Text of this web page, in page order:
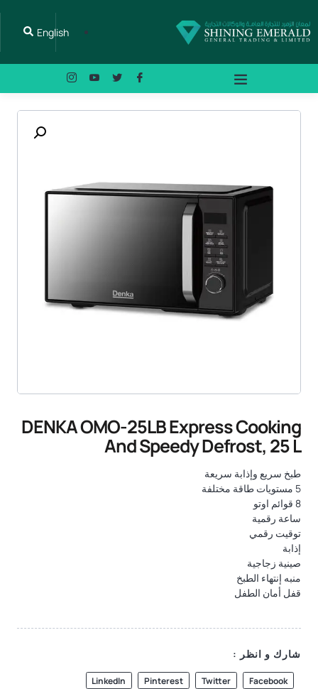
English
DENKA OMO-25LB Express Cooking
And Speedy Defrost, 25 L
طبخ سريع وإذابة سريعة
5 مستويات طاقة مختلفة
8 قوائم اوتو
ساعة رقمية
توقيت رقمي
إذابة
صينية زجاجية
منبه إنتهاء الطبخ
قفل أمان الطفل
شارك و انظر :
Facebook
Twitter
Pinterest
LinkedIn